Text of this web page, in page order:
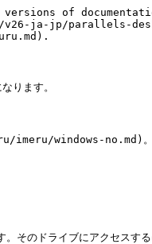
of
ja-jp/parallels-
ります。
windows-no.md)。
す。そのドライブにアク